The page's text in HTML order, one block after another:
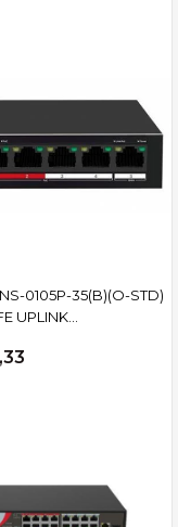
0105P-35(B)(O-STD)
UPLINK